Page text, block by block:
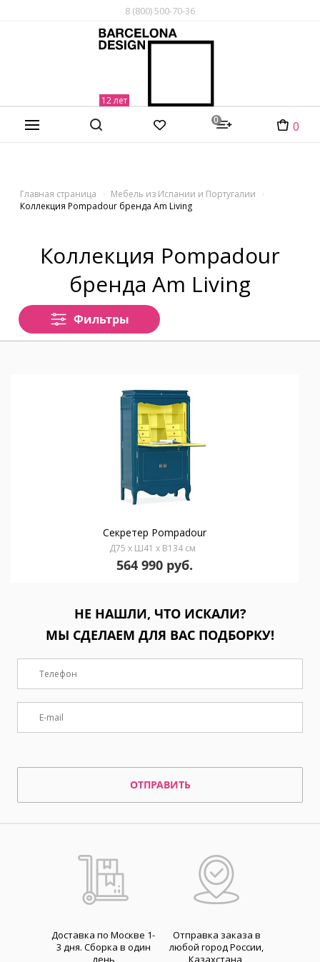
8 (800) 500-70-36
0 0
Главная страница
Мебель из Испании и Португалии
Коллекция Pompadour бренда Am Living
Коллекция Pompadour
бренда Am Living
Фильтры
Секретер Pompadour
Д75 x Ш41 x В134 см
564 990 руб.
НЕ НАШЛИ, ЧТО ИСКАЛИ?
МЫ СДЕЛАЕМ ДЛЯ ВАС ПОДБОРКУ!
ОТПРАВИТЬ
Доставка по Москве 1-
3 дня. Cборка в один
день
Отправка заказа в
любой город России,
Казахстана,